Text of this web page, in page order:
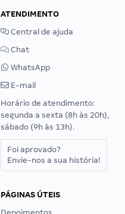
ATENDIMENTO
Central de ajuda
Chat
WhatsApp
E-mail
Horário de atendimento:
segunda a sexta (8h às 20h),
sábado (9h às 13h).
Foi aprovado?
Envie-nos a sua história!
PÁGINAS ÚTEIS